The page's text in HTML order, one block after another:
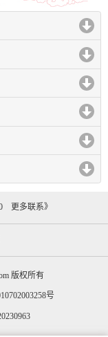
更多联系》
版权所有
号